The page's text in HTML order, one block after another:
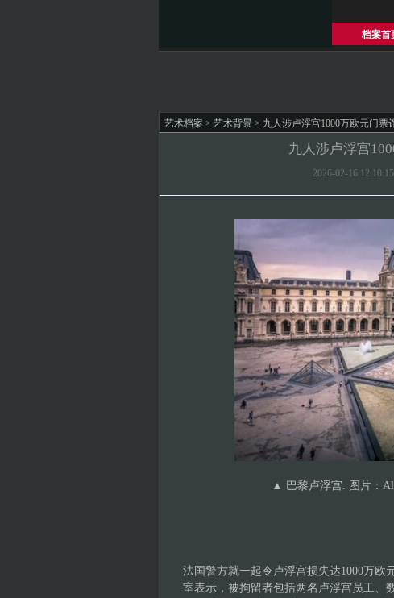
档案首
艺术档案 > 艺术背景 > 九人涉卢浮宫1000万欧元门票
九人涉卢浮宫
2026-02-16
▲ 巴黎卢浮宫. 图片：
法国警方就一起令卢浮宫损失达1000万欧
室表示，被拘留者包括两名卢浮宫员工、